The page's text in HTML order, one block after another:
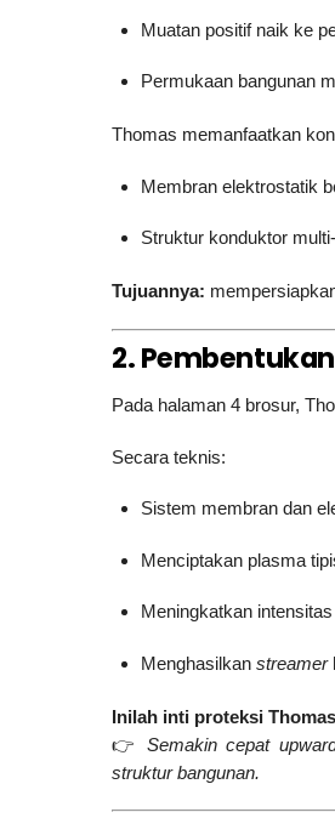
Muatan positif naik ke
Permukaan bangunan
Thomas memanfaatkan
Membran elektrostatik
Struktur konduktor
Tujuannya:
2.
Pada halaman 4 brosur,
Secara teknis:
Sistem membran dan
Menciptakan plasma
Meningkatkan
Menghasilkan streamer
Inilah inti proteksi
👉 Semakin cepat
struktur bangunan.